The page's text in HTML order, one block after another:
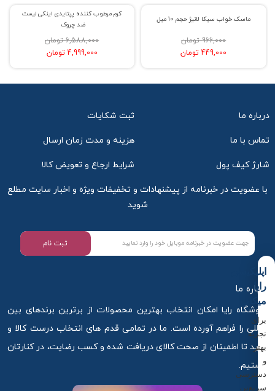
% حراج 24
کرم مرطوب کننده پپتایدی اینکی لیست
ضد چروک
6,588,000 تومان
4,999,000 تومان
% حراج 54ماسک خواب سیکا لانیژ حجم 10 میل
966,000 تومان
449,000 تومان
درباره ما ثبت شکایات
تماس با ما هزینه و مدت زمان ارسال
شارژ کیف پول شرایط ارجاع و تعویض کالا
با عضویت در خبرنامه از پیشنهادات و تخفیفات ویژه و اخبار سایت مطلع
شوید
ثبت نام
درباره ما
فروشگاه رایا امکان انتخاب بهترین محصولات از برترین برندهای بین
المللی را فراهم آورده است. ما در تمامی قدم های انتخاب درست کالا و
خرید تا اطمینان از صحت کالای دریافت شده و کسب رضایت، در کنارتان
هستیم.
اپلیکیشن
رایا
میکاپ
برای
تجربه
بهتر
و
دسترسی
سریع‌تر،